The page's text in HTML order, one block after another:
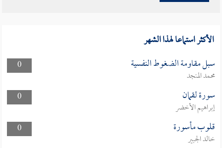
الأكثر استماعا لهذا الشهر
0 سبل مقاومة الضغوط النفسية
محمد المنجد
0
سورة لقمان
إبراهيم الأخضر
0
قلوب مأسورة
خالد الجبير